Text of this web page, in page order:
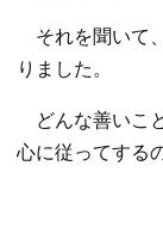
それを聞いて
りました。
どんな善いこ
心に従ってする